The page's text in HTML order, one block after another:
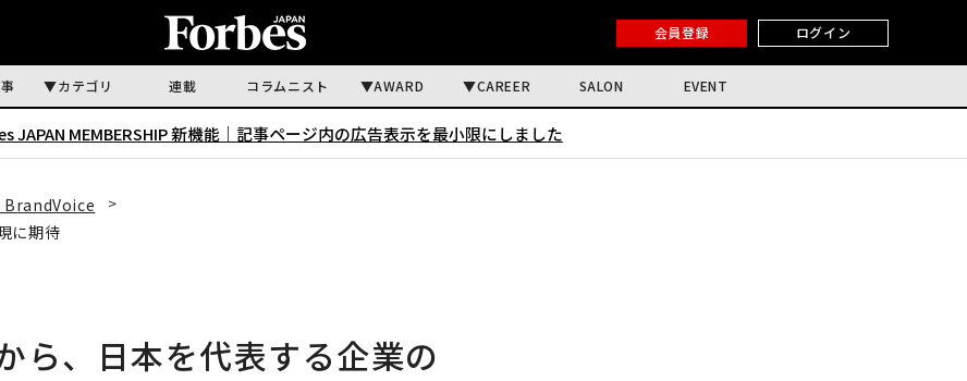
会員登録 ログイン
カテゴリ 連載 コラムニスト AWARD CAREER SALON EVENT
JAPAN MEMBERSHIP 新機能｜ 記事ページ内の広告表示を最小限にしました
BrandVoice
に期待
ら、日本を代表する企業の